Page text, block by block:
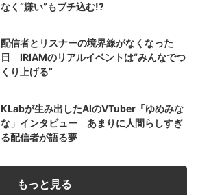
なく“嫌い”もブチ込む!?
配信者とリスナーの境界線がなくなった
日 IRIAMのリアルイベントは“みんなでつ
くり上げる”
KLabが生み出したAIのVTuber「ゆめみな
な」インタビュー あまりに人間らしすぎ
る配信者が語る夢
もっと見る